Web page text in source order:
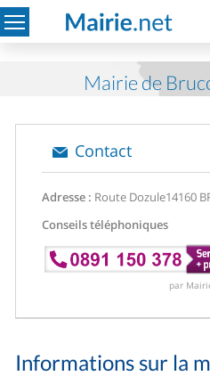
Mairie de
Contact
Adresse : Route Dozule14160
Conseils téléphoniques
par
Informations sur la